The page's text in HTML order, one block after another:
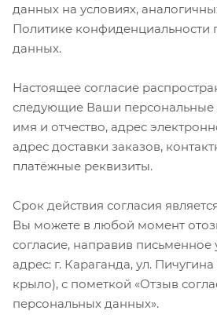
данных на условиях,
Политике конфиденциальности
данных.
Настоящее согласие
следующие Ваши
имя и отчество, адрес
адрес доставки заказов,
платёжные реквизиты.
Срок действия согласия
Вы можете в любой момент
согласие, направив
адрес: г. Караганда, ул.
крыло), с пометкой «Отзыв
персональных данных».